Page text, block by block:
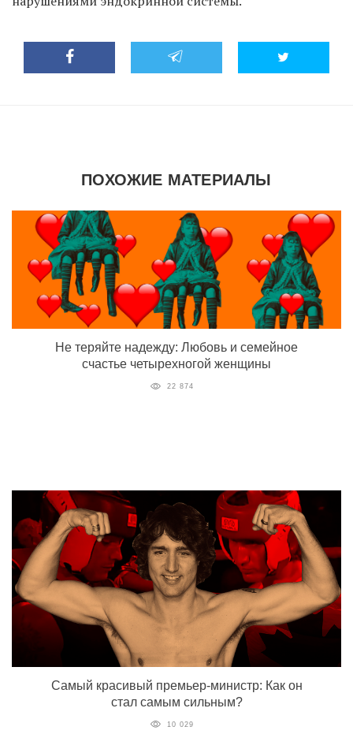
ПОХОЖИЕ МАТЕРИАЛЫ
Не теряйте надежду: Любовь и семейное
счастье четырехногой женщины
22 874
Самый красивый премьер-министр: Как он
стал самым сильным?
10 029